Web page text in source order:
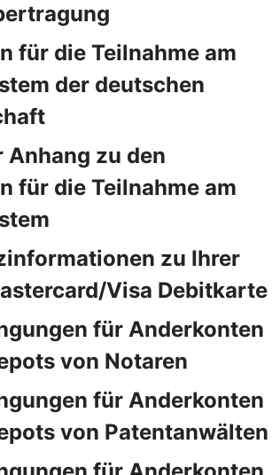
für die Teilnahme am
der deutschen
Anhang zu den
für die Teilnahme am
zu Ihrer
Visa Debitkarte
für Anderkonten
von Notaren
für Anderkonten
von Patentanwälten